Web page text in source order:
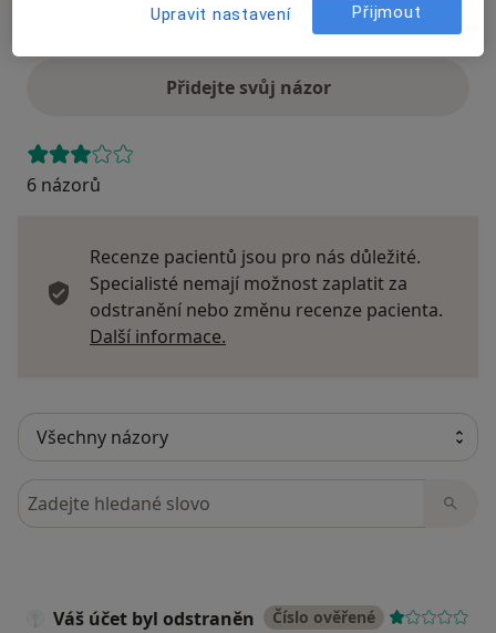
Přidejte svůj názor
6 názorů
Recenze pacientů jsou pro nás důležité.
Specialisté nemají možnost zaplatit za
odstranění nebo změnu recenze pacienta.
Další informace.
Hledejte v názorech
Váš účet byl odstraněn Číslo ověřené
Upravit nastavení Přijmout